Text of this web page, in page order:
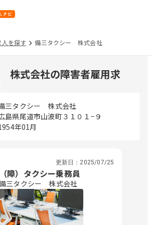
人を探す 備三タクシー 株式会社
株式会社の障害者雇用求
三タクシー 株式会社
島県尾道市山波町３１０１−９
年01月
更新日： 2025/07/25
（障）タクシー乗務員
三タクシー 株式会社